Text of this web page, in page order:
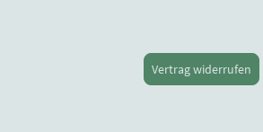
Vertrag widerrufen